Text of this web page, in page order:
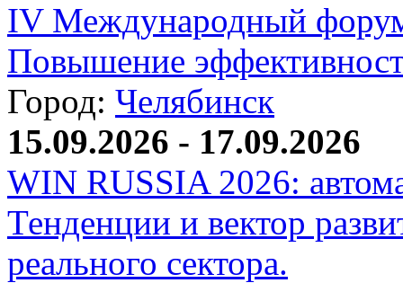
IV Международный
Повышение
Город: Челябинск
15.09.2026 - 17.09.2026
WIN RUSSIA 2026:
Тенденции и вектор
реального сектора.